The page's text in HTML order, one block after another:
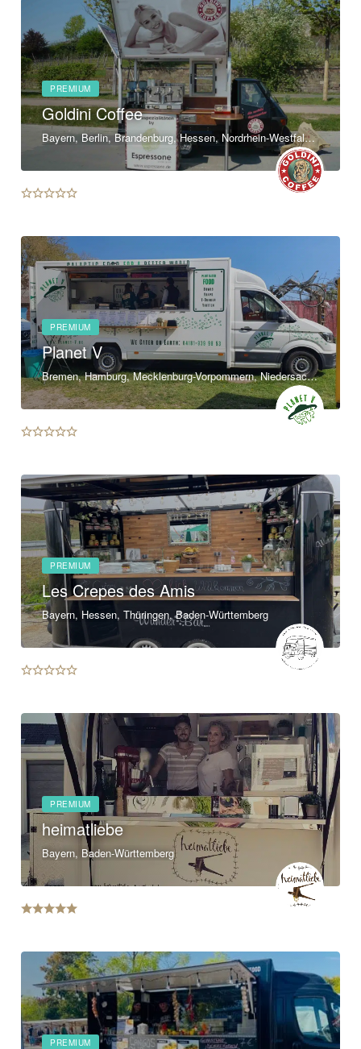
PREMIUM
Goldini Coffee
Bayern, Berlin, Brandenburg, Hessen, Nordrhein-Westfalen, Rheinland-Pfalz, Saarland, Sachsen, Thüringen, Baden-Württemberg
PREMIUM
Planet V
Bremen, Hamburg, Mecklenburg-Vorpommern, Niedersachsen, Schleswig-Holstein
PREMIUM
Les Crepes des Amis
Bayern, Hessen, Thüringen, Baden-Württemberg
PREMIUM
heimatliebe
Bayern, Baden-Württemberg
PREMIUM